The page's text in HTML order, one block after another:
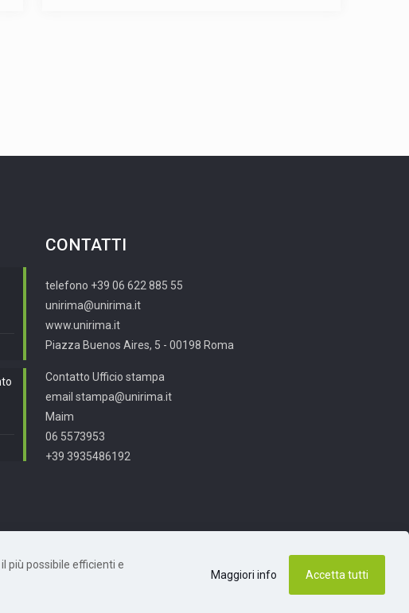
CONTATTI
telefono +39 06 622 885 55
unirima@unirima.it
www.unirima.it
Piazza Buenos Aires, 5 - 00198 Roma
Contatto Ufficio stampa
email stampa@unirima.it
Maim
06 5573953
+39 3935486192
più possibile efficienti e
Maggiori info Accetta tutti